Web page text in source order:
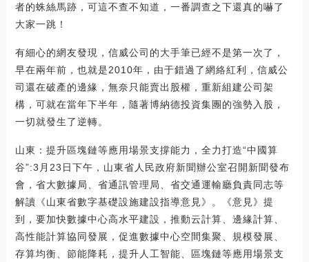
者的蛛絲馬跡，可這不查不知道，一番調查之下還真的嚇了
大家一跳！
有細心的網友發現，信威公司的大手筆已經不是第一次了，
早在兩年前，也就是2010年，由于錯過了網絡紅利，信威公
司還在破產的邊緣，無奈只能賣出股權，重新組建公司架
構，可就在當年下半年，隨著博納德投資集團的強勢入股，
一切就發生了逆轉。
山東：提升區塊鏈等應用場景支撐能力，全力打造“中國算
谷”:3月23日下午，山東省人民政府新聞辦公室召開新聞發布
會，省大數據局、省通訊管理局、省交通運輸廳負責同志等
解讀《山東省數字基礎設施建設指導意見》。《意見》提
到，要加快數據中心高水平建設，推動云計算、邊緣計算、
高性能計算協同發展，促進數據中心空間集聚、規模發展、
存算均衡、節能降耗，提升人工智能、區塊鏈等應用場景支